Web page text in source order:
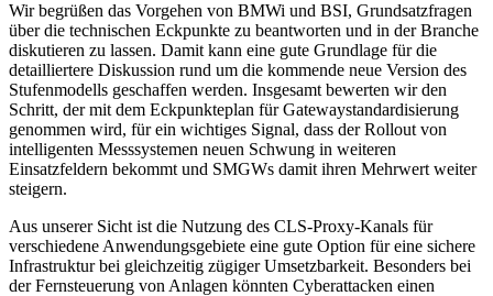
Wir begrüßen das Vorgehen von BMWi und BSI, Grundsatzfragen
über die technischen Eckpunkte zu beantworten und in der Branche
diskutieren zu lassen. Damit kann eine gute Grundlage für die
detailliertere Diskussion rund um die kommende neue Version des
Stufenmodells geschaffen werden. Insgesamt bewerten wir den
Schritt, der mit dem Eckpunkteplan für Gatewaystandardisierung
genommen wird, für ein wichtiges Signal, dass der Rollout von
intelligenten Messsystemen neuen Schwung in weiteren
Einsatzfeldern bekommt und SMGWs damit ihren Mehrwert weiter
steigern.
Aus unserer Sicht ist die Nutzung des CLS-Proxy-Kanals für
verschiedene Anwendungsgebiete eine gute Option für eine sichere
Infrastruktur bei gleichzeitig zügiger Umsetzbarkeit. Besonders bei
der Fernsteuerung von Anlagen könnten Cyberattacken einen